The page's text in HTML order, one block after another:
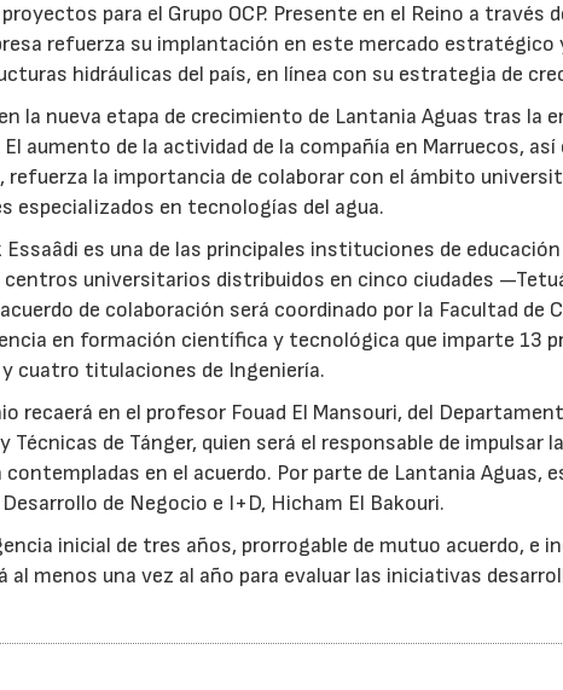
para el Grupo OCP. Presente en el Reino a través
refuerza su implantación en este mercado
hidráulicas del país, en línea con su estrategia de
la nueva etapa de crecimiento de Lantania Aguas tras la
El aumento de la actividad de la compañía en Marruecos,
la importancia de colaborar con el ámbito
especializados en tecnologías del agua.
Essaâdi es una de las principales instituciones de
centros universitarios distribuidos en cinco ciudades
de colaboración será coordinado por la Facultad de
en formación científica y tecnológica que imparte 13
y cuatro titulaciones de Ingeniería.
recaerá en el profesor Fouad El Mansouri, del
Técnicas de Tánger, quien será el responsable de impulsar
en el acuerdo. Por parte de Lantania Aguas,
de Negocio e I+D, Hicham El Bakouri.
inicial de tres años, prorrogable de mutuo acuerdo, e
al menos una vez al año para evaluar las iniciativas